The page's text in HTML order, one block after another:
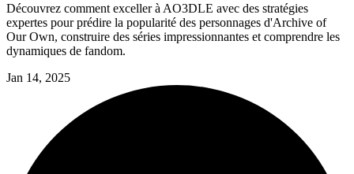
Découvrez comment exceller à AO3DLE avec des stratégies
expertes pour prédire la popularité des personnages d'Archive of
Our Own, construire des séries impressionnantes et comprendre les
dynamiques de fandom.
Jan 14, 2025